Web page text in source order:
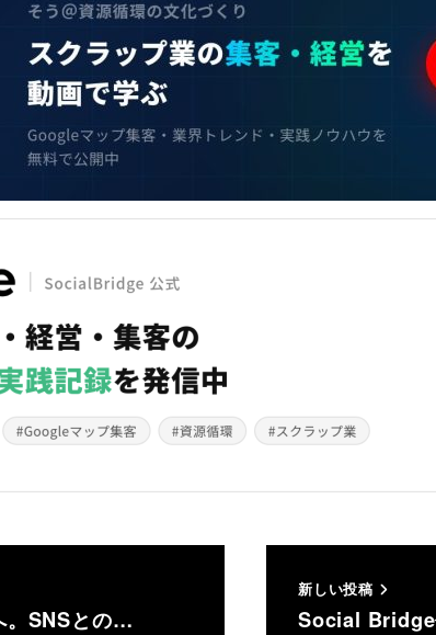
。SNSとの…
新しい投稿
Social Bridge